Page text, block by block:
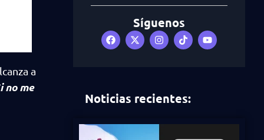
a
no me
Síguenos
Noticias recientes: